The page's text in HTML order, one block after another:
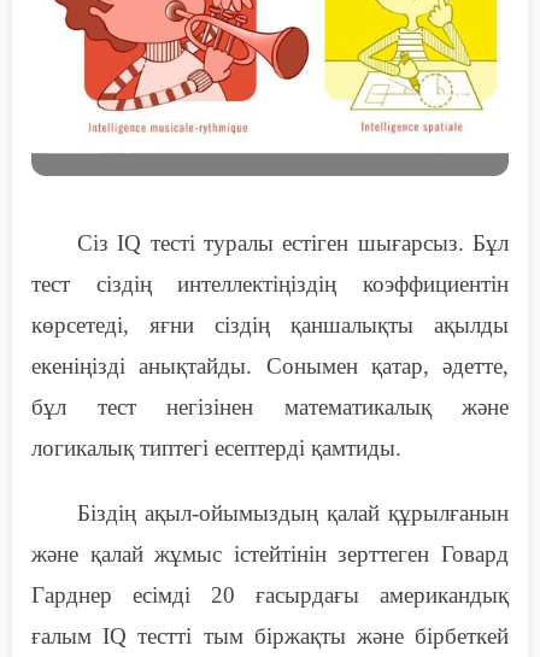
Сіз IQ тесті туралы естіген шығарсыз. Бұл
тест сіздің интеллектіңіздің коэффициентін
көрсетеді, яғни сіздің қаншалықты ақылды
екеніңізді анықтайды. Сонымен қатар, әдетте,
бұл тест негізінен математикалық және
логикалық типтегі есептерді қамтиды.
Біздің ақыл-ойымыздың қалай құрылғанын
және қалай жұмыс істейтінін зерттеген Говард
Гарднер есімді 20 ғасырдағы американдық
ғалым IQ тестті тым біржақты және бірбеткей